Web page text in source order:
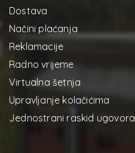
Dostava
Načini plaćanja
Reklamacije
Radno vrijeme
Virtualna šetnja
Upravljanje kolačićima
Jednostrani raskid ugovora